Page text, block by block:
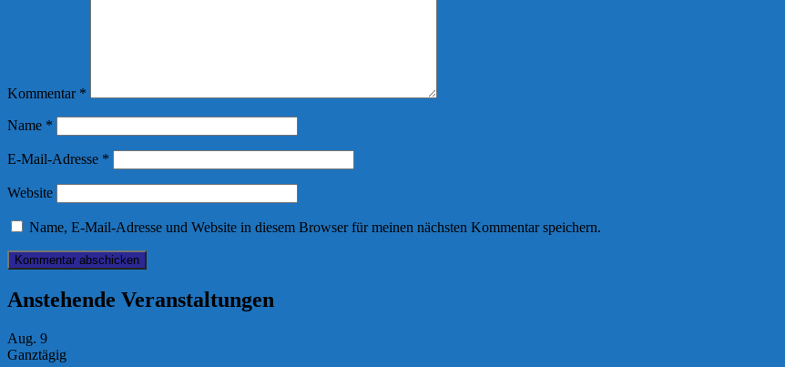
Kommentar *
Name *
E-Mail-Adresse *
Website
Name, E-Mail-Adresse und Website in diesem Browser für meinen nächsten Kommentar speichern.
Anstehende Veranstaltungen
Aug. 9
Ganztägig